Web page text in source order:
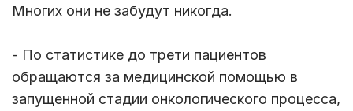
Многих они не забудут никогда.
- По статистике до трети пациентов
обращаются за медицинской помощью в
запущенной стадии онкологического процесса,